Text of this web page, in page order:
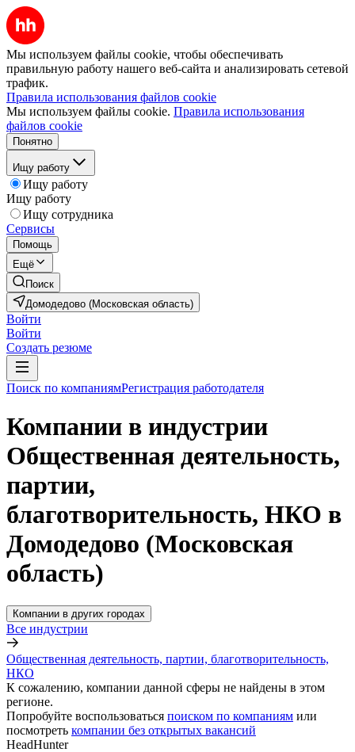
Мы используем файлы cookie, чтобы обеспечивать
правильную работу нашего веб-сайта и анализировать сетевой
трафик.
Правила использования файлов cookie
Мы используем файлы cookie. Правила использования
файлов cookie
Понятно
Ищу работу
Ищу работу
Ищу работу
Ищу сотрудника
Сервисы
Помощь
Ещё
Поиск
Домодедово (Московская область)
Войти
Войти
Создать резюме
Поиск по компаниямРегистрация работодателя
Компании в индустрии
Общественная деятельность,
партии,
благотворительность, НКО в
Домодедово (Московская
область)
Компании в других городах
Все индустрии
Общественная деятельность, партии, благотворительность,
НКО
К сожалению, компании данной сферы не найдены в этом
регионе.
Попробуйте воспользоваться поиском по компаниям или
посмотреть компании без открытых вакансий
HeadHunter